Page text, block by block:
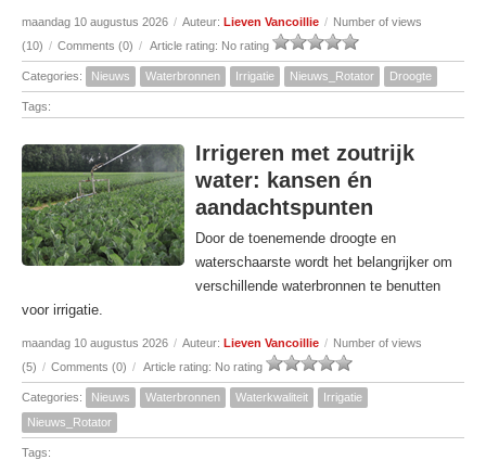
maandag 10 augustus 2026 / Auteur: Lieven Vancoillie / Number of views
(10) / Comments (0) / Article rating: No rating
Categories: Nieuws Waterbronnen Irrigatie Nieuws_Rotator Droogte
Tags:
Irrigeren met zoutrijk
water: kansen én
aandachtspunten
Door de toenemende droogte en
waterschaarste wordt het belangrijker om
verschillende waterbronnen te benutten
voor irrigatie.
maandag 10 augustus 2026 / Auteur: Lieven Vancoillie / Number of views
(5) / Comments (0) / Article rating: No rating
Categories: Nieuws Waterbronnen Waterkwaliteit
Irrigatie
Nieuws_Rotator
Tags: